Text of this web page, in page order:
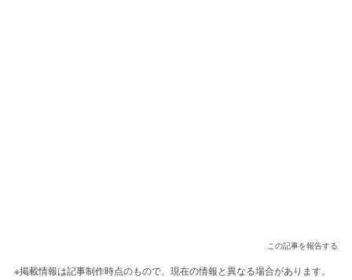
この記事を報告する
※掲載情報は記事制作時点のもので、現在の情報と異なる場合があります。